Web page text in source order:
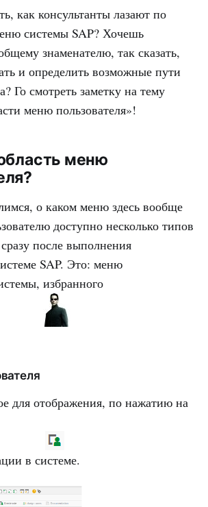
как консультанты лазают по
системы SAP? Хочешь
знаменателю, так сказать,
и определить возможные пути
Го смотреть заметку на тему
меню пользователя»!
меню
о каком меню здесь вообще
доступно несколько типов
после выполнения
SAP. Это: меню
избранного
для отображения, по нажатию на
в системе.